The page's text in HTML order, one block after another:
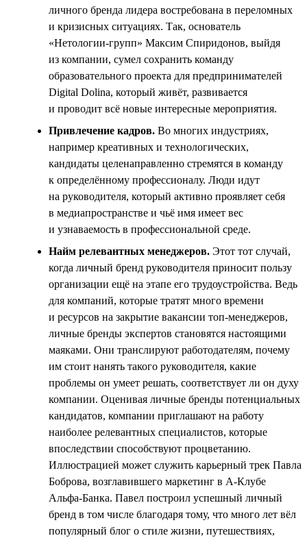
личного бренда лидера востребована в переломных
и кризисных ситуациях. Так, основатель
«Нетологии-групп» Максим Спиридонов, выйдя
из компании, сумел сохранить команду
образовательного проекта для предпринимателей
Digital Dolina, который живёт, развивается
и проводит всё новые интересные мероприятия.
Привлечение кадров. Во многих индустриях,
например креативных и технологических,
кандидаты целенаправленно стремятся в команду
к определённому профессионалу. Люди идут
на руководителя, который активно проявляет себя
в медиапространстве и чьё имя имеет вес
и узнаваемость в профессиональной среде.
Найм релевантных менеджеров. Этот тот случай,
когда личный бренд руководителя приносит пользу
организации ещё на этапе его трудоустройства. Ведь
для компаний, которые тратят много времени
и ресурсов на закрытие вакансии топ-менеджеров,
личные бренды экспертов становятся настоящими
маяками. Они транслируют работодателям, почему
им стоит нанять такого руководителя, какие
проблемы он умеет решать, соответствует ли он духу
компании. Оценивая личные бренды потенциальных
кандидатов, компании приглашают на работу
наиболее релевантных специалистов, которые
впоследствии способствуют процветанию.
Иллюстрацией может служить карьерный трек Павла
Боброва, возглавившего маркетинг в А-Клубе
Альфа-Банка. Павел построил успешный личный
бренд в том числе благодаря тому, что много лет вёл
популярный блог о стиле жизни, путешествиях,